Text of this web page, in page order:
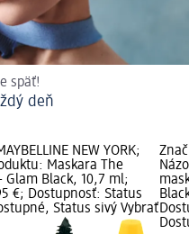
späť!
deň
NEW YORK;
Maskara The
Glam Black, 10,7 ml;
€; Dostupnosť: Status
Status sivý Vybrať